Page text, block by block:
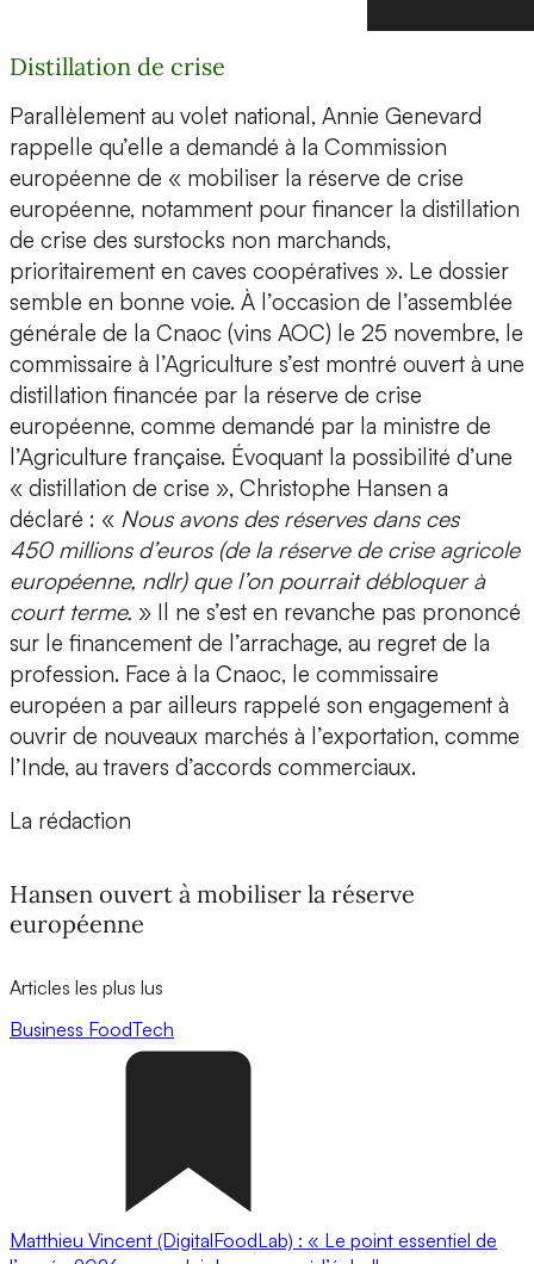
Distillation de crise
Parallèlement au volet national, Annie Genevard
rappelle qu’elle a demandé à la Commission
européenne de « mobiliser la réserve de crise
européenne, notamment pour financer la distillation
de crise des surstocks non marchands,
prioritairement en caves coopératives ». Le dossier
semble en bonne voie. À l’occasion de l’assemblée
générale de la Cnaoc (vins AOC) le 25 novembre, le
commissaire à l’Agriculture s’est montré ouvert à une
distillation financée par la réserve de crise
européenne, comme demandé par la ministre de
l’Agriculture française. Évoquant la possibilité d’une
« distillation de crise », Christophe Hansen a
déclaré : « Nous avons des réserves dans ces
450 millions d’euros (de la réserve de crise agricole
européenne, ndlr) que l’on pourrait débloquer à
court terme. » Il ne s’est en revanche pas prononcé
sur le financement de l’arrachage, au regret de la
profession. Face à la Cnaoc, le commissaire
européen a par ailleurs rappelé son engagement à
ouvrir de nouveaux marchés à l’exportation, comme
l’Inde, au travers d’accords commerciaux.
La rédaction
Hansen ouvert à mobiliser la réserve
européenne
Articles les plus lus
Business FoodTech
Matthieu Vincent (DigitalFoodLab) : « Le point essentiel de